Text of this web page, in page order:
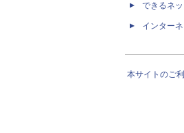
できるネッ
インター
本サイトのご